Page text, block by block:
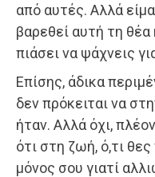
από αυτές. Αλλά
βαρεθεί αυτή τη
πιάσει να ψάχνεις
Επίσης, άδικα
δεν πρόκειται να
ήταν. Αλλά όχι,
ότι στη ζωή, ό,τι
μόνος σου γιατί